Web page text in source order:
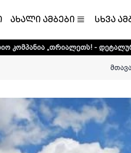
ახალი ამბები სხვა
- დეტალური